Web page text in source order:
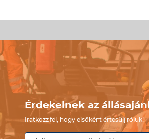
Érdekelnek az
Iratkozz fel, hogy elsőként értesülj róluk!